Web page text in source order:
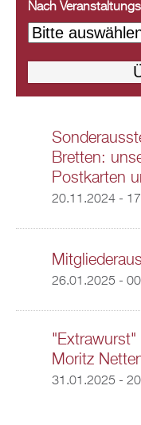
Nach
Bretten:
Postkarten
20.11.2024 -
26.01.2025 -
Moritz
31.01.2025 -